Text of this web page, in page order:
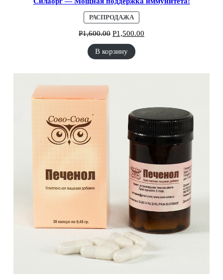
РАСПРОДАЖА
ТОВАР
Р1,600.00 Р1,500.00
В корзину